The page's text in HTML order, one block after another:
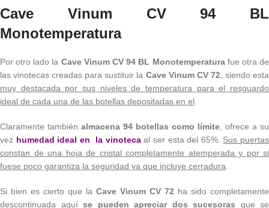
Cave Vinum CV 94 BL
Monotemperatura
Por otro lado la Cave Vinum CV 94 BL Monotemperaturafue otra de
las vinotecas creadas para sustituir la Cave Vinum CV 72, siendo esta
muy destacada por sus niveles de temperatura para el resguardo
ideal de cada una de las botellas depositadas en el.
Claramente también almacena 94 botellas como límite, ofrece a su
vez humedad ideal en la vinotecaal ser esta del 65%. Sus puertas
constan de una hoja de cristal completamente atemperada y por si
fuese poco garantiza la seguridad ya que incluye cerradura.
Si bien es cierto que la Cave Vinum CV 72 ha sido completamente
descontinuada aquí se pueden apreciar dos sucesoras que se